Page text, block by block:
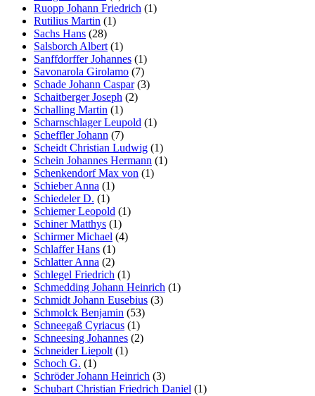
Ruopp Johann Friedrich (1)
Rutilius Martin (1)
Sachs Hans (28)
Salsborch Albert (1)
Sanffdorffer Johannes (1)
Savonarola Girolamo (7)
Schade Johann Caspar(3)
Schaitberger Joseph (2)
Schalling Martin (1)
Scharnschlager Leupold (1)
Scheffler Johann (7)
Scheidt Christian Ludwig (1)
Schein Johannes Hermann (1)
Schenkendorf Max von (1)
Schieber Anna (1)
Schiedeler D. (1)
Schiemer Leopold (1)
Schiner Matthys (1)
Schirmer Michael (4)
Schlaffer Hans (1)
Schlatter Anna (2)
Schlegel Friedrich (1)
Schmedding Johann Heinrich (1)
Schmidt Johann Eusebius (3)
Schmolck Benjamin (53)
Schneegaß Cyriacus (1)
Schneesing Johannes (2)
Schneider Liepolt (1)
Schoch G. (1)
Schröder Johann Heinrich (3)
Schubart Christian Friedrich Daniel (1)